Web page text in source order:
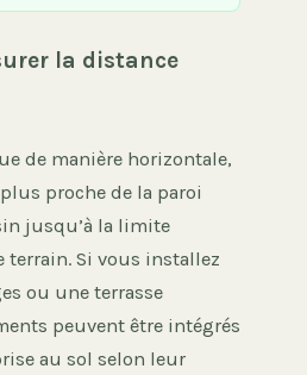
la distance
de manière horizontale,
proche de la paroi
jusqu’à la limite
terrain. Si vous installez
ou une terrasse
peuvent être intégrés
au sol selon leur